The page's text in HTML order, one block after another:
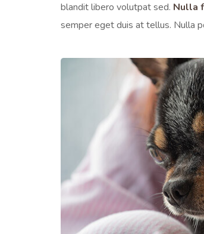
blandit libero volutpat sed. Nulla
semper eget duis at tellus. Nulla